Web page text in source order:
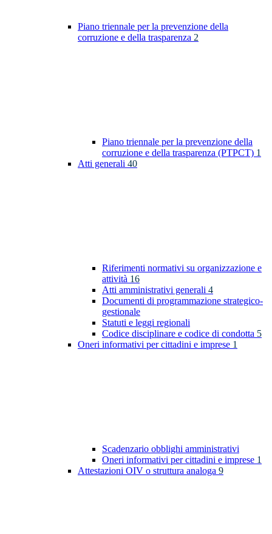
Piano triennale per la prevenzione della
corruzione e della trasparenza 2
Piano triennale per la prevenzione della
corruzione e della trasparenza (PTPCT) 1
Atti generali 40
Riferimenti normativi su organizzazione e
attività 16
Atti amministrativi generali 4
Documenti di programmazione strategico-
gestionale
Statuti e leggi regionali
Codice disciplinare e codice di condotta 5
Oneri informativi per cittadini e imprese 1
Scadenzario obblighi amministrativi
Oneri informativi per cittadini e imprese 1
Attestazioni OIV o struttura analoga 9